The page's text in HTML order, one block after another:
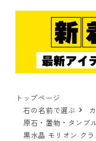
トップページ
石の名前で選ぶ
原石・置物・タンブ
黒水晶 モリオン ク